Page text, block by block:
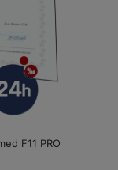
F11 PRO